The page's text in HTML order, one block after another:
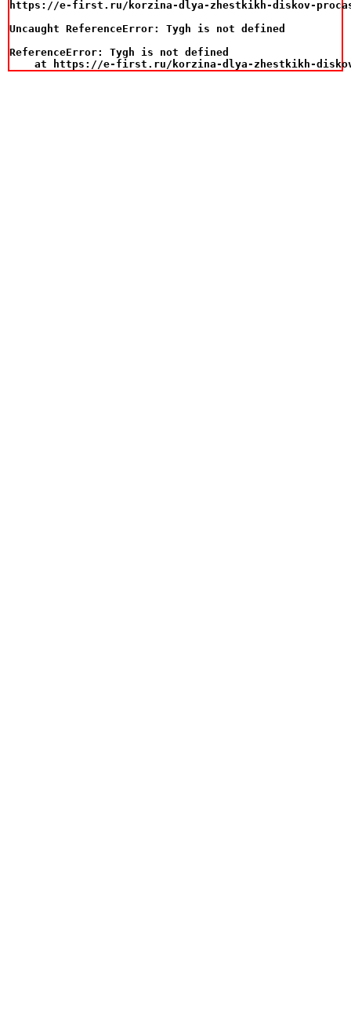
https://e-first.ru/korzina-dlya-zhestkikh-diskov-
Uncaught ReferenceError: Tygh is not defined
ReferenceError: Tygh is not defined
at https://e-first.ru/korzina-dlya-zhestkikh-